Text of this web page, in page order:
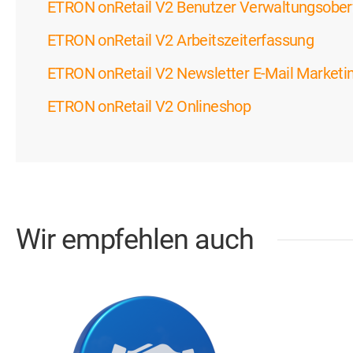
ETRON onRetail V2 Benutzer
ETRON onRetail V2 Arbeitszeiterfassung
ETRON onRetail V2 Newsletter E-Mail
ETRON onRetail V2 Onlineshop
Wir empfehlen auch